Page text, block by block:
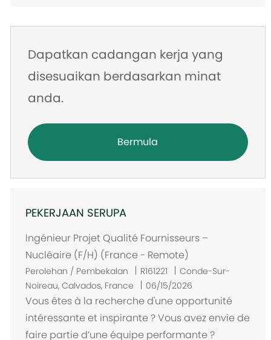
Dapatkan cadangan kerja yang
disesuaikan berdasarkan minat
anda.
Bermula
PEKERJAAN SERUPA
Ingénieur Projet Qualité Fournisseurs –
Nucléaire (F/H) (France - Remote)
Perolehan / Pembekalan R161221
L
o
k
a
Conde-Sur-
Noireau, Calvados, France
06/15/2026
Vous êtes à la recherche d'une opportunité
intéressante et inspirante ? Vous avez envie de
faire partie d’une équipe performante ?